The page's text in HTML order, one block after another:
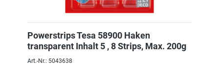
Powerstrips Tesa 58900 Haken
transparent Inhalt 5 , 8 Strips, Max. 200g
Art.-Nr.: 5043638